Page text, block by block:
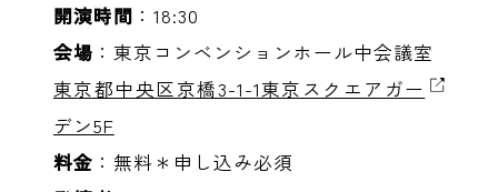
開演時間 ：18:30
会場 ：東京コンベンションホール中会議室
東京都中央区京橋3-1-1東京スクエアガー
デン5F
料金 ：無料＊申し込み必須